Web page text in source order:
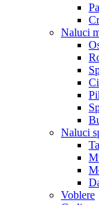
Naluci
Naluci
Voblere